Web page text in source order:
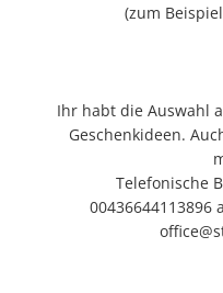
(zum
Ihr habt die Auswahl
Geschenkideen.
Telefonische
00436644113896